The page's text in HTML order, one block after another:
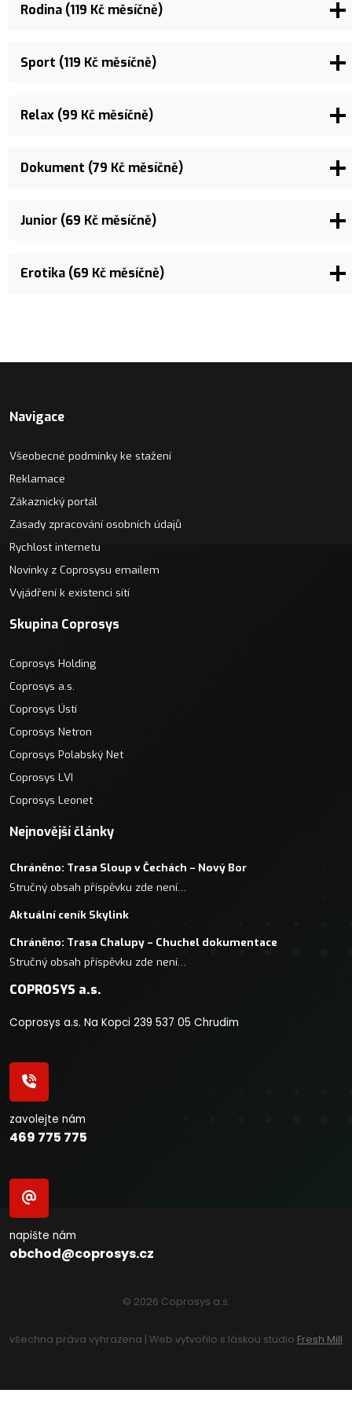
Rodina (119 Kč měsíčně)
Sport (119 Kč měsíčně)
Relax (99 Kč měsíčně)
Dokument (79 Kč měsíčně)
Junior (69 Kč měsíčně)
Erotika (69 Kč měsíčně)
Navigace
Všeobecné podmínky ke stažení
Reklamace
Zákaznický portál
Zásady zpracování osobních údajů
Rychlost internetu
Novinky z Coprosysu emailem
Vyjádření k existenci sítí
Skupina Coprosys
Coprosys Holding
Coprosys a.s.
Coprosys Ústí
Coprosys Netron
Coprosys Polabský Net
Coprosys LVI
Coprosys Leonet
Nejnovější články
Chráněno: Trasa Sloup v Čechách – Nový Bor
Stručný obsah příspěvku zde není…
Aktuální ceník Skylink
Chráněno: Trasa Chalupy – Chuchel dokumentace
Stručný obsah příspěvku zde není…
COPROSYS a.s.
Coprosys a.s. Na Kopci 239 537 05 Chrudim
zavolejte nám
469 775 775
napište nám
obchod@coprosys.cz
© 2026 Coprosys a.s.
všechna práva vyhrazena | Web vytvořilo s láskou studio Fresh Mill